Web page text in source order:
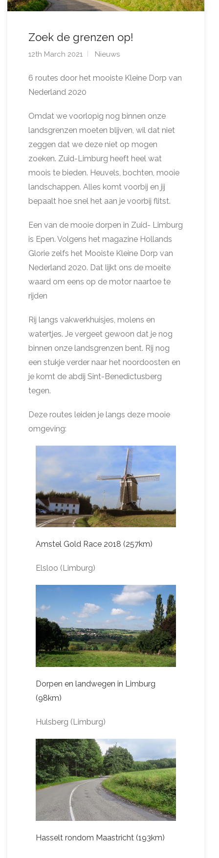
Zoek de grenzen op!
12th March 2021 Nieuws
6 routes door het mooiste Kleine Dorp van
Nederland 2020
Omdat we voorlopig nog binnen onze
landsgrenzen moeten blijven, wil dat niet
zeggen dat we deze niet op mogen
zoeken. Zuid-Limburg heeft heel wat
moois te bieden. Heuvels, bochten, mooie
landschappen. Alles komt voorbij en jij
bepaalt hoe snel het aan je voorbij flitst.
Een van de mooie dorpen in Zuid- Limburg
is Epen. Volgens het magazine Hollands
Glorie zelfs het Mooiste Kleine Dorp van
Nederland 2020. Dat lijkt ons de moeite
waard om eens op de motor naartoe te
rijden
Rij langs vakwerkhuisjes, molens en
watertjes. Je vergeet gewoon dat je nog
binnen onze landsgrenzen bent. Rij nog
een stukje verder naar het noordoosten en
je komt de abdij Sint-Benedictusberg
tegen.
Deze routes leiden je langs deze mooie
omgeving:
Amstel Gold Race 2018 (257km)
Elsloo (Limburg)
Dorpen en landwegen in Limburg
(98km)
Hulsberg (Limburg)
Hasselt rondom Maastricht (193km)